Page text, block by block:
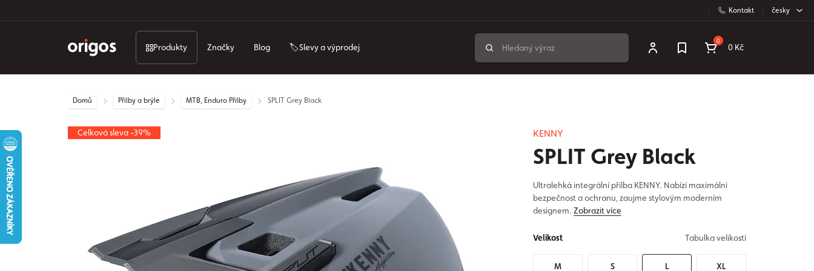
Kontakt česky
Produkty Značky Blog 🏷️Slevy a výprodej
0
0 Kč
Domů Přilby a brýle MTB, Enduro Přilby SPLIT Grey Black
KENNY
SPLIT Grey Black
Ultralehká integrální přilba KENNY. Nabízí maximální
bezpečnost a ochranu, zaujme stylovým moderním
designem. Zobrazit více
Celková sleva -39%
Velikost Tabulka velikostí
M S L XL